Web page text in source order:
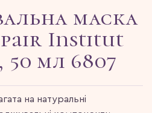
маска
Institut
50 мл 6807
на натуральні